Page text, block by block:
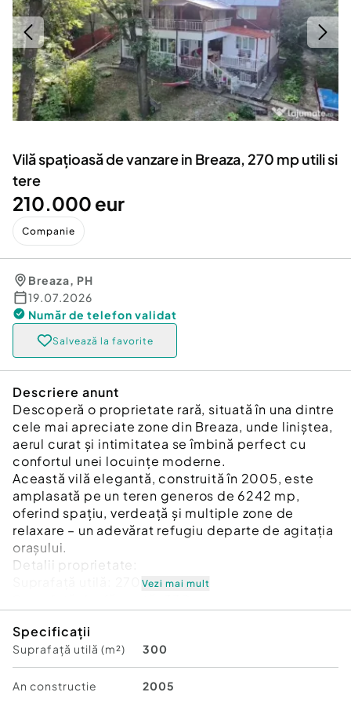
Servicii
Animale de companie
Afaceri și echipamente profesionale
Inchiriere Bunuri si Vehicule
Utilaje agricole si industriale
Piese auto si accesorii
Dacia Duster
Vilă spațioasă de vanzare in Breaza, 270 mp utili si
tere
210.000 eur
Companie
Breaza, PH
19.07.2026
Număr de telefon validat
Salvează la favorite
Descriere anunt
Descoperă o proprietate rară, situată în una dintre
cele mai apreciate zone din Breaza, unde liniștea,
aerul curat și intimitatea se îmbină perfect cu
confortul unei locuințe moderne.
Această vilă elegantă, construită în 2005, este
amplasată pe un teren generos de 6242 mp,
oferind spațiu, verdeață și multiple zone de
relaxare – un adevărat refugiu departe de agitația
orașului.
Detalii proprietate:
Suprafață utilă: 270 mp
Construcție solidă din cărămidă, cu structură din
beton armat
Compartimentare inteligentă și luminoasă:
Parter: living spațios, bucătărie complet utilată,
Vezi mai mult
Specificații
Suprafață utilă (m²) 300
An constructie 2005